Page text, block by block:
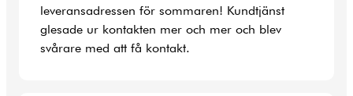
leveransadressen för sommaren! Kundtjänst
glesade ur kontakten mer och mer och blev
svårare med att få kontakt.